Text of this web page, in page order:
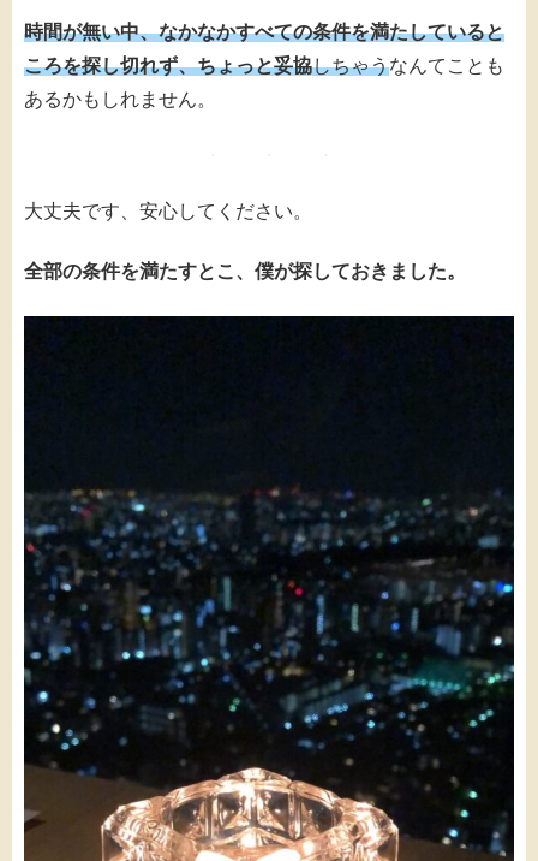
時間が無い中、なかなかすべての条件を満たしていると
ころを探し切れず、ちょっと妥協しちゃうなんてことも
あるかもしれません。
大丈夫です、安心してください。
全部の条件を満たすとこ、僕が探しておきました。